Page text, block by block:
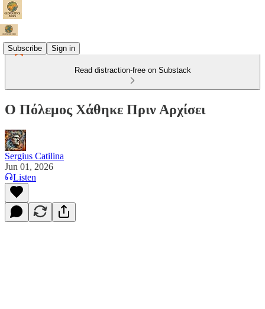
Subscribe Sign in
Read distraction-free on Substack
Ο Πόλεμος Χάθηκε Πριν Αρχίσει
Sergius Catilina
Jun 01, 2026
Listen